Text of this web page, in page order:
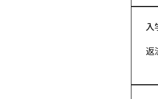
入
返